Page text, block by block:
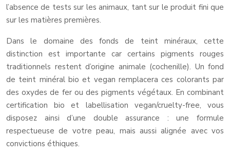
l’absence de tests sur les animaux, tant sur le produit fini que
sur les matières premières.
Dans le domaine des fonds de teint minéraux, cette
distinction est importante car certains pigments rouges
traditionnels restent d’origine animale (cochenille). Un fond
de teint minéral bio et vegan remplacera ces colorants par
des oxydes de fer ou des pigments végétaux. En combinant
certification bio et labellisation vegan/cruelty-free, vous
disposez ainsi d’une double assurance : une formule
respectueuse de votre peau, mais aussi alignée avec vos
convictions éthiques.